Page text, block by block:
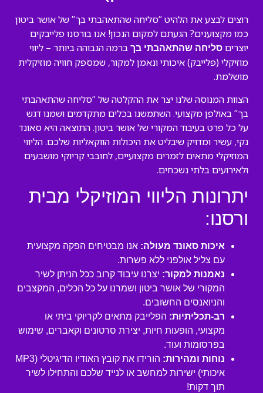
רוצים לבצע את הלהיט “סליחה שהתאהבתי בך” של אושר ביטון
כמו מקצוענים? הגעתם למקום הנכון! אנו בורסנו פלייבקים
יוצרים סליחה שהתאהבתי בך ברמה הגבוהה ביותר – ליווי
מוזיקלי (פלייבק) איכותי ונאמן למקור, שמספק חוויה מוזיקלית
מושלמת.
הצוות המנוסה שלנו יצר את ההקלטה של “סליחה שהתאהבתי
בך” באולפן מקצועי. השתמשנו בכלים מתקדמים ושמנו דגש
על כל פרט בעיבוד המקורי של אושר ביטון. התוצאה היא סאונד
נקי, עשיר ומדויק שיבליט את היכולות הווקאליות שלכם. הליווי
המוזיקלי מתאים לזמרים מקצועיים, לחובבי קריוקי מושבעים
ולאירועים בלתי נשכחים.
יתרונות הליווי המוזיקלי מבית
ורסנו:
איכות סאונד מעולה: אנו מבטיחים הפקה מקצועית
עם צליל אולפני ללא פשרות.
נאמנות למקור: יצרנו עיבוד קרוב ככל הניתן לשיר
המקורי של אושר ביטון ושמרנו על כל הכלים, המקצבים
והניואנסים החשובים.
רב-תכליתיות: הפלייבק מתאים לקריוקי ביתי או
מקצועי, הופעות חיות, יצירת סרטונים וקאברים, שימוש
בפרסומות ועוד.
נוחות ומהירות:
הורידו את קובץ האודיו הדיגיטלי (MP3
איכותי) ישירות למחשב או לנייד שלכם והתחילו לשיר
תוך דקות!